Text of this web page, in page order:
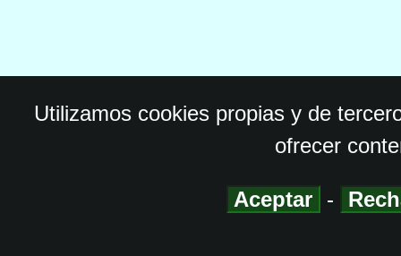
Utilizamos cookies propias y de
ofrecer
Aceptar -